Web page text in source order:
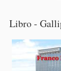
Libro -